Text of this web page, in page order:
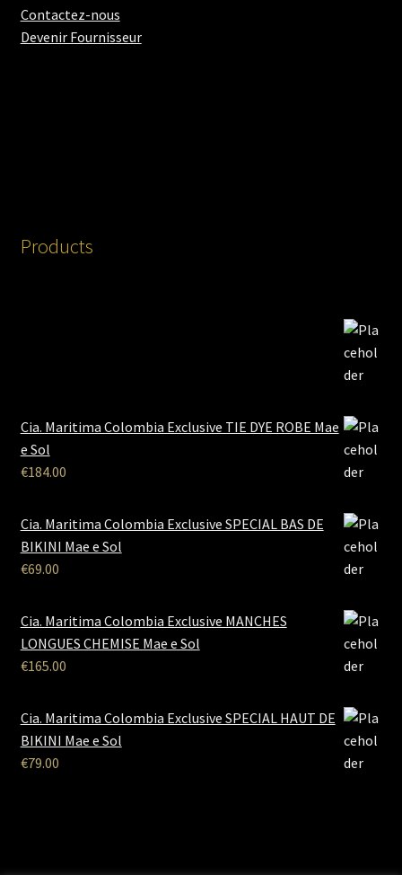
Contactez-nous
Devenir Fournisseur
Products
Cia. Maritima Colombia Exclusive TIE DYE ROBE Mae
e Sol
€184.00
Cia. Maritima Colombia Exclusive SPECIAL BAS DE
BIKINI Mae e Sol
€69.00
Cia. Maritima Colombia Exclusive MANCHES
LONGUES CHEMISE Mae e Sol
€165.00
Cia. Maritima Colombia Exclusive SPECIAL HAUT DE
BIKINI Mae e Sol
€79.00